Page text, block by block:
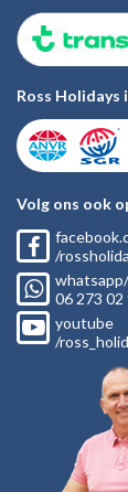
Ross Holidays
Volg ons ook
/
06 273 02
youtube
/